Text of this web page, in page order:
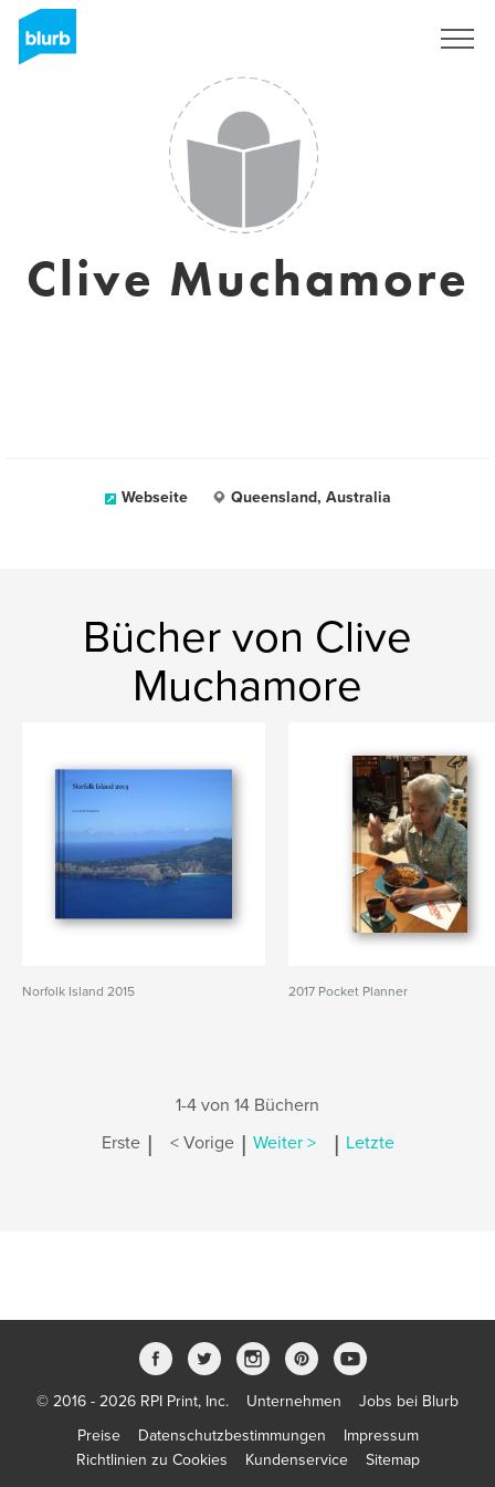
Clive Muchamore
Webseite Queensland, Australia
Bücher von Clive
Muchamore
Norfolk Island 2015 2017 Pocket Planner
1-4 von 14 Büchern
Erste | < Vorige | Weiter > | Letzte
© 2016 - 2026 RPI Print, Inc. Unternehmen
Jobs bei Blurb
Preise
Datenschutzbestimmungen
Impressum
Richtlinien zu Cookies
Kundenservice Sitemap